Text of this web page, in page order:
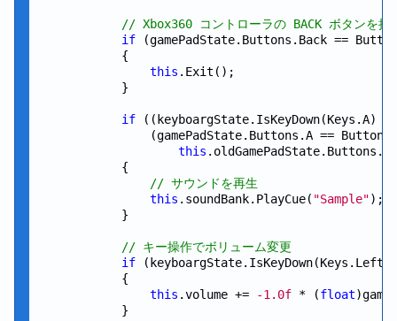
// Xbox360 コントローラの BACK ボタンを押
if (gamePadState.Buttons.Back ==
            {
this .Exit();
            }
if ((keyboargState.IsKeyDown(Keys.A)
(gamePadState.Buttons.A ==
this
            {
// サウンドを再生
this .soundBank.PlayCue( "Sample");
            }
// キー操作でボリューム変更
if (keyboargState.IsKeyDown(Keys.Left))
            {
this .volume += -1.0f * (float
            }